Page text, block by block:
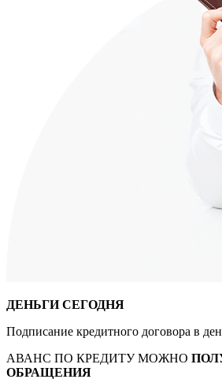
ДЕНЬГИ СЕГОДНЯ
Подписание кредитного договора в
АВАНС ПО КРЕДИТУ МОЖНО
ОБРАЩЕНИЯ